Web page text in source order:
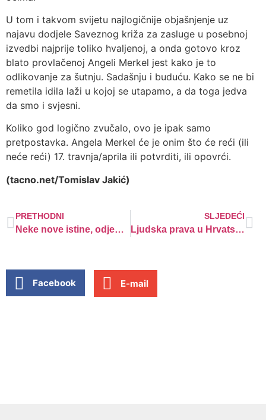
U tom i takvom svijetu najlogičnije objašnjenje uz
najavu dodjele Saveznog križa za zasluge u posebnoj
izvedbi najprije toliko hvaljenoj, a onda gotovo kroz
blato provlačenoj Angeli Merkel jest kako je to
odlikovanje za šutnju. Sadašnju i buduću. Kako se ne bi
remetila idila laži u kojoj se utapamo, a da toga jedva
da smo i svjesni.
Koliko god logično zvučalo, ovo je ipak samo
pretpostavka. Angela Merkel će je onim što će reći (ili
neće reći) 17. travnja/aprila ili potvrditi, ili opovrći.
(tacno.net/Tomislav Jakić)
PRETHODNI
Neke nove istine, odjednom
SLJEDEĆI
Ljudska prava u Hrvatskoj bez značajnijeg napretka
Facebook E-mail